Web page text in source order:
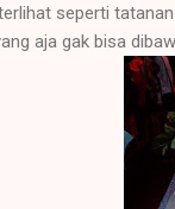
seperti
aja gak bisa